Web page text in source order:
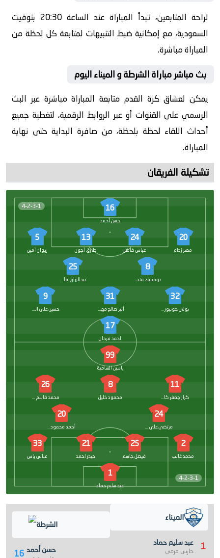
لراحة المتابعين، تبدأ المباراة عند الساعة 20:30 بتوقيت
السعودية، مع إمكانية ضبط التنبيهات لمتابعة كل لحظة من
المباراة مباشرة.
بث مباشر مباراة الشرطة و الميناء اليوم
يمكن لعشاق كرة القدم متابعة المباراة مباشرة عبر البث
الرسمي على القنوات أو عبر الروابط الرقمية، لتغطية جميع
أحداث اللقاء لحظة بلحظة، من صافرة البداية حتى نهاية
المباراة.
تشكيلة الفريقان
4-2-3-1 16
حسن أحمد
20
معتز زدام
24
عباس فاضل
13
طارق أجون
5
ريوان أمين
8
دومينيك مندي
25
عبدالرزاق قاسم
32
بولي جونيور سامبو
31
أثير صالح مهدي
9
حسين علي الساعدي
17
احمد فرحان
4-2-3-1
99
ياسين السامية
11
كرار جعفر كاطع
8
محمود خليل
26
محمد قاسم نصيف
24
مرتضى علي مرص
20
أحمد محمود عزاوي
2
محمد غالب
25
فيصل جاسم
21
حيدر احمد
33
عباس ياس
1
عبد سليم حماد
الشرطة
16 حسن أحمد
الميناء
1 عبد سليم حماد
حارس مرمى